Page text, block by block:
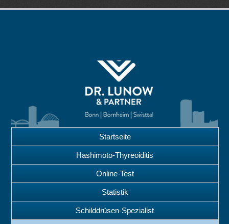
Startseite
Hashimoto-Thyreoiditis
Online-Test
Statistik
Schilddrüsen-Spezialist